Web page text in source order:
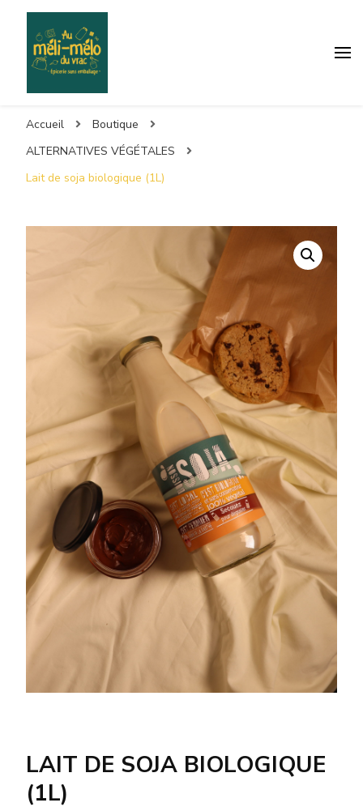
Accueil
Boutique
ALTERNATIVES VÉGÉTALES
Lait de soja biologique (1L)
LAIT DE SOJA BIOLOGIQUE
(1L)